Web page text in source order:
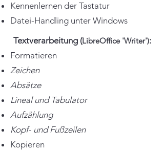
Kennenlernen der Tastatur
Datei-Handling unter Windows
Textverarbeitung (LibreOffice 'Writer'):
Formatieren
Zeichen
Absätze
Lineal und Tabulator
Aufzählung
Kopf- und Fußzeilen
Kopieren